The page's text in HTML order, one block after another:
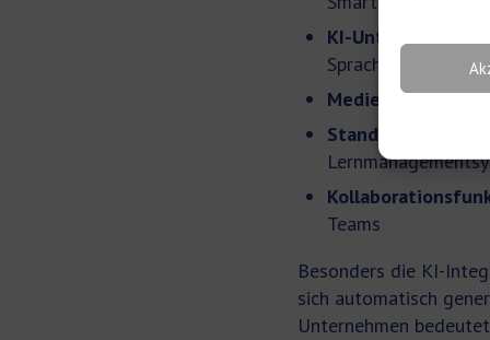
KI-Unterstützung:
Sprachen
Teams
Besonders die KI-
sich automatisch
Unternehmen